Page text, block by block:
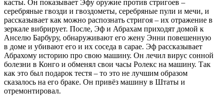
касты. Он показывает Эфу оружие против стригоев –
серебряные гвозди и гвоздометы, серебряные пули и мечи, и
рассказывает как можно распознать стригоя – их отражение в
зеркале вибрирует. После, Эф и Абрахам приходят домой к
Анселю Барбуру, обнаруживают его жену Энни повешенную
в доме и убивают его и их соседа в сарае. Эф рассказывает
Абрахому историю про свою машину. Он лечил вирус сонной
болезни в Конго и обменял свои часы Ролекс на машину. Так
как это был подарок тестя – то это не лучшим образом
сказалось на его браке. Он привёз машину в Штаты и
отремонтировал.